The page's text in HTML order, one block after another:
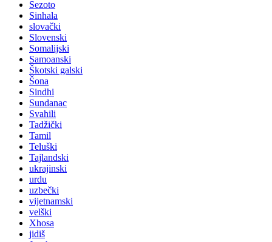
Sezoto
Sinhala
slovački
Slovenski
Somalijski
Samoanski
Škotski galski
Šona
Sindhi
Sundanac
Svahili
Tadžički
Tamil
Teluški
Tajlandski
ukrajinski
urdu
uzbečki
vijetnamski
velški
Xhosa
jidiš